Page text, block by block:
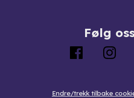
Følg
Endre/trekk tilbake